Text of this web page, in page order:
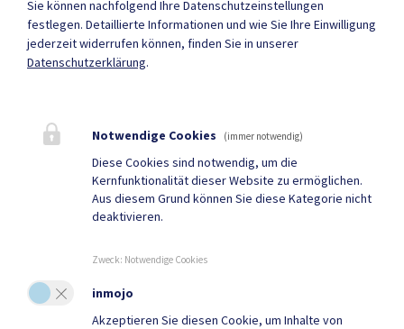
Heute , Geschlossen
Amtsstunden
Quicklinks
Geko digital Gemeinde-
App
Sport & Freizeit Gemeindenachrichten
Sie können nachfolgend Ihre Datenschutzeinstellungen
festlegen. Detaillierte Informationen und wie Sie Ihre Einwilligung
jederzeit widerrufen können, finden Sie in unserer
Datenschutzerklärung.
Notwendige Cookies (immer notwendig)
Diese Cookies sind notwendig, um die
Kernfunktionalität dieser Website zu ermöglichen.
Aus diesem Grund können Sie diese Kategorie nicht
deaktivieren.
Zweck: Notwendige Cookies
inmojo
Akzeptieren Sie diesen Cookie, um Inhalte von